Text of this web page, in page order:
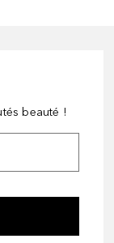
beauté !